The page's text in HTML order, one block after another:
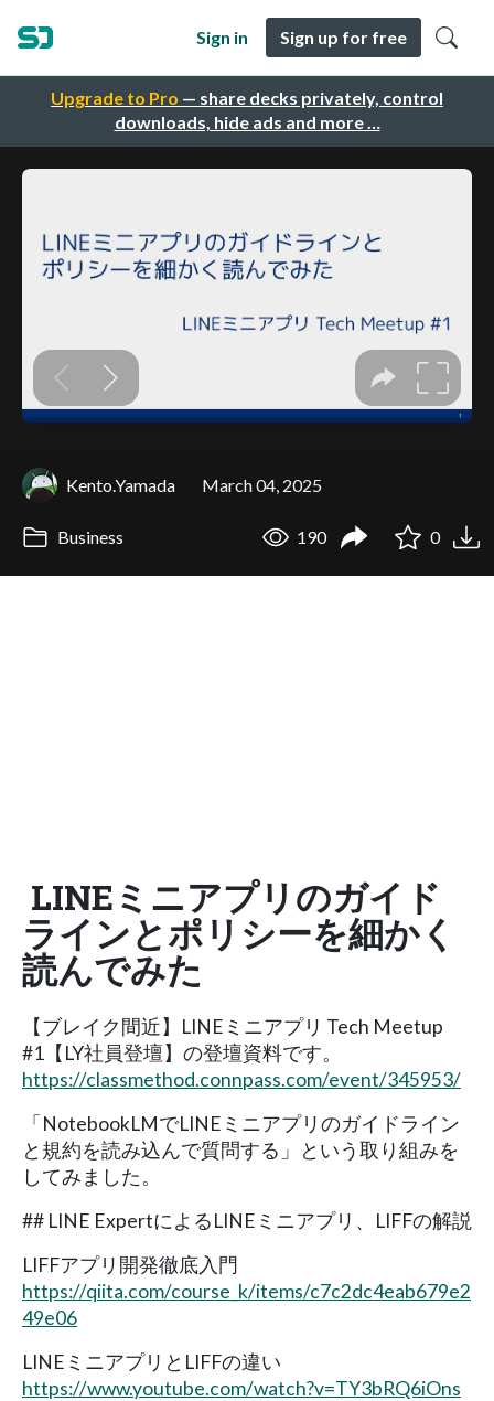
Upgrade to Pro — share decks privately, control
downloads, hide ads and more …
Sign in Sign up for free
Kento.Yamada March 04, 2025
Business 190 0
LINEミニアプリのガイド
ラインとポリシーを細かく
読んでみた
【ブレイク間近】LINEミニアプリ Tech Meetup
#1【LY社員登壇】の登壇資料です。
https://classmethod.connpass.com/event/345953/
「NotebookLMでLINEミニアプリのガイドライン
と規約を読み込んで質問する」という取り組みを
してみました。
## LINE ExpertによるLINEミニアプリ、LIFFの解説
LIFFアプリ開発徹底入門
https://qiita.com/course_k/items/c7c2dc4eab679e2
49e06
LINEミニアプリとLIFFの違い
https://www.youtube.com/watch?v=TY3bRQ6iOns